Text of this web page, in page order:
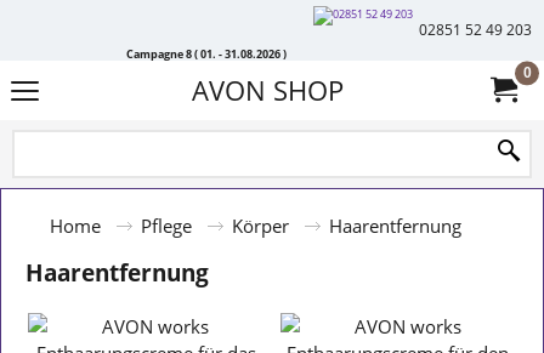
Campagne 8 ( 01. - 31.08.2026 )
02851 52 49 203
AVON SHOP 0
Home Pflege Körper Haarentfernung
Haarentfernung